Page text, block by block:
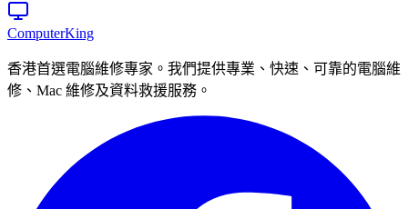
ComputerKing
香港首選電腦維修專家。我們提供專業、快速、可靠的電腦維
修、Mac 維修及資料救援服務。